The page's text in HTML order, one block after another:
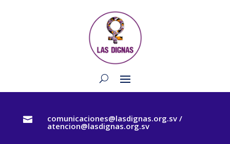
 comunicaciones@lasdignas.org.sv /
atencion@lasdignas.org.sv